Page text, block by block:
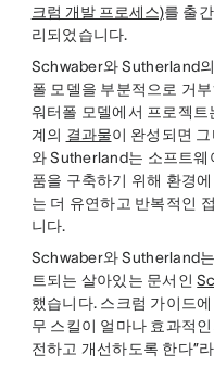
크럼 개발 프로세스)를 출
리되었습니다.
Schwaber와 Sutherland
폴 모델을 부분적으로 거
워터폴 모델에서 프로젝
계의 결과물이 완성되면
와 Sutherland는 소프트웨
품을 구축하기 위해 환경
는 더 유연하고 반복적인
니다.
Schwaber와 Sutherland
트되는 살아있는 문서인
했습니다. 스크럼 가이드
무 스킬이 얼마나 효과적
전하고 개선하도록 한다”